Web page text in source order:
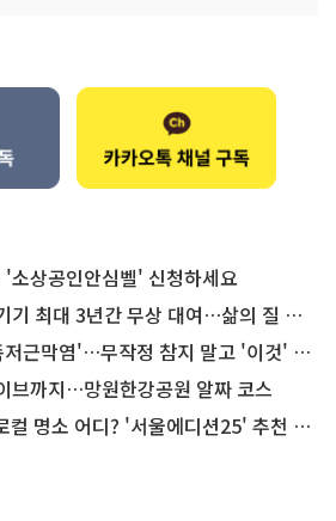
소상공인안심벨' 신청하세요
최대 3년간 무상 대여…삶의 질 높인다
막염'…무작정 참지 말고 '이것' 해보세요!
브까지…망원한강공원 알짜 코스
명소 어디? '서울에디션25' 추천 코스